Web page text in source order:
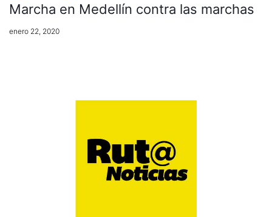
Marcha en Medellín contra las marchas
enero 22, 2020